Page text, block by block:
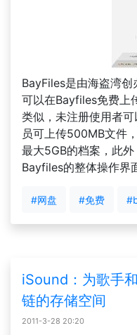
BayFiles是由海盗湾
可以在Bayfiles免费上
类似，未注册使用者
员可上传500MB文件
最大5GB的档案，此外
Bayfiles的整体操作界
#网盘 #免费
iSound：为歌手
链的存储空间
2011-3-28 20:20